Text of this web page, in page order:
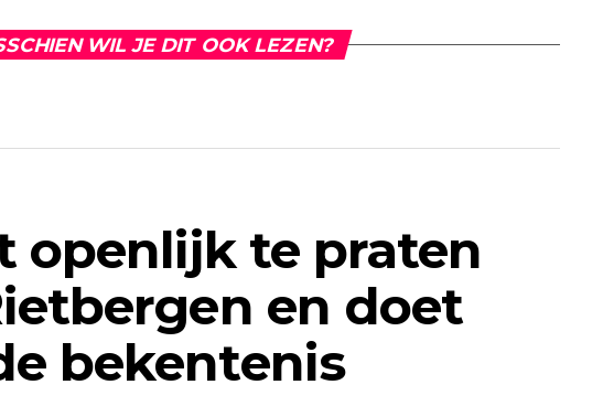
WIL JE DIT OOK LEZEN?
openlijk te praten
en doet
bekentenis